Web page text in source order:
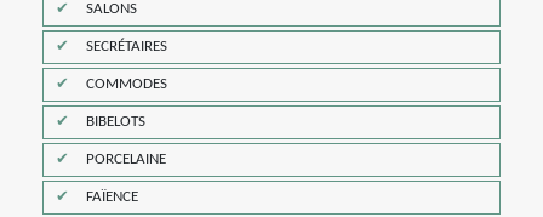
SALONS
SECRÉTAIRES
COMMODES
BIBELOTS
PORCELAINE
FAÏENCE